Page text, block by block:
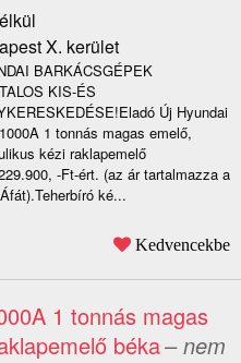
X. kerület
BARKÁCSGÉPEK
KIS-ÉS
Új Hyundai
1 tonnás magas emelő,
kézi raklapemelő
-Ft-ért. (az ár tartalmazza a
ké...
Kedvencekbe
1 tonnás magas
béka– nem